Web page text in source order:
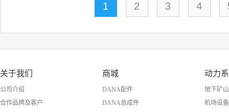
1 2 3 4
关于我们
公司介绍
合作品牌及客户
商城
DANA配件
DANA总成件
动力
地下矿山
机场设备